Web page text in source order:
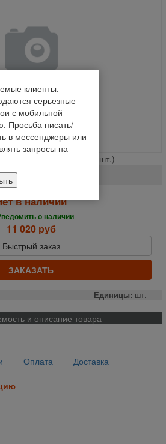
двиг. СМД-18 \НИВА\ (шт.)
14-21С3-3
в наличии
о наличии
11 020 руб
Быстрый заказ
ЗАКАЗАТЬ
Единицы: шт.
и описание товара
Оплата Доставка
клиенты.
серьезные
с мобильной
Просьба писать/
в мессенджеры или
запросы на